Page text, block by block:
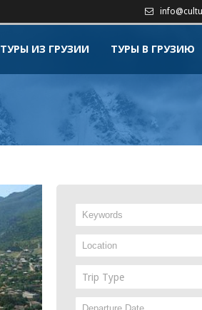
ТУРЫ ИЗ ГРУЗИИ ТУРЫ В ГРУЗИЮ
Trip Type